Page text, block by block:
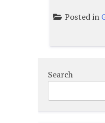
Posted in
Search